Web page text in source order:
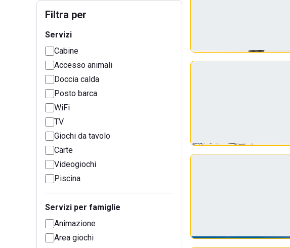
Filtra per
Servizi
Cabine
Accesso animali
Doccia calda
Posto barca
WiFi
TV
Giochi da tavolo
Carte
Videogiochi
Piscina
Servizi per famiglie
Animazione
Area giochi